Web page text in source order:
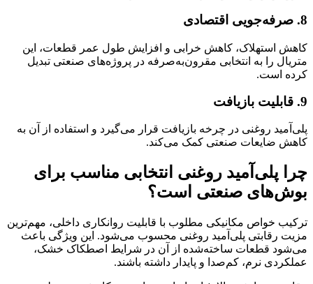
8. صرفه‌جویی اقتصادی
کاهش استهلاک، کاهش خرابی و افزایش طول عمر قطعات، این
متریال را به انتخابی مقرون‌به‌صرفه در پروژه‌های صنعتی تبدیل
کرده است.
9. قابلیت بازیافت
پلی‌آمید روغنی در چرخه بازیافت قرار می‌گیرد و استفاده از آن به
کاهش ضایعات صنعتی کمک می‌کند.
چرا پلی‌آمید روغنی انتخابی مناسب برای
بوش‌های صنعتی است؟
ترکیب خواص مکانیکی مطلوب با قابلیت روانکاری داخلی، مهم‌ترین
مزیت رقابتی پلی‌آمید روغنی محسوب می‌شود. این ویژگی باعث
می‌شود قطعات ساخته‌شده از آن در شرایط اصطکاک خشک،
عملکردی نرم، کم‌صدا و پایدار داشته باشند.